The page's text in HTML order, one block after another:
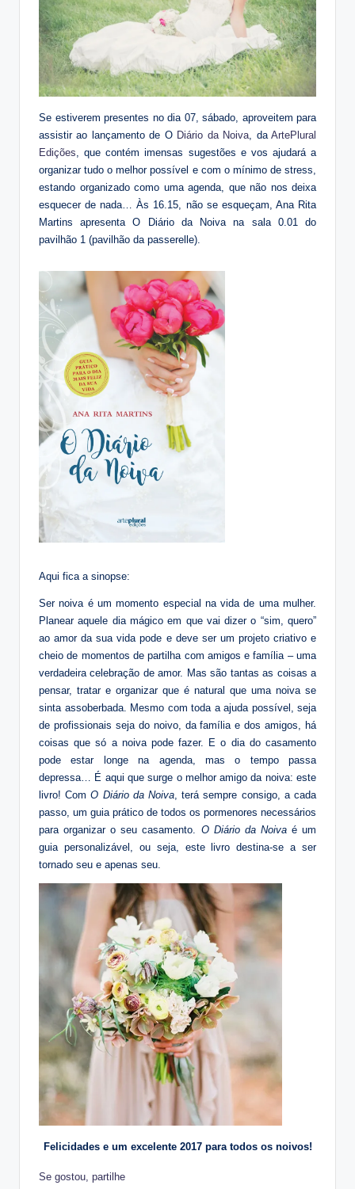
Se estiverem presentes no dia 07, sábado, aproveitem para
assistir ao lançamento de O Diário da Noiva , daArtePlural
Edições , que contém imensas sugestões e vos ajudará a
organizar tudo o melhor possível e com o mínimo de stress,
estando organizado como uma agenda, que não nos deixa
esquecer de nada… Às 16.15, não se esqueçam, Ana Rita
Martins apresenta O Diário da Noiva na sala 0.01 do
pavilhão 1 (pavilhão da passerelle).
Aqui fica a sinopse:
Ser noiva é um momento especial na vida de uma mulher.
Planear aquele dia mágico em que vai dizer o “sim, quero”
ao amor da sua vida pode e deve ser um projeto criativo e
cheio de momentos de partilha com amigos e família – uma
verdadeira celebração de amor. Mas são tantas as coisas a
pensar, tratar e organizar que é natural que uma noiva se
sinta assoberbada. Mesmo com toda a ajuda possível, seja
de profissionais seja do noivo, da família e dos amigos, há
coisas que só a noiva pode fazer. E o dia do casamento
pode estar longe na agenda, mas o tempo passa
depressa… É aqui que surge o melhor amigo da noiva: este
livro! ComO Diário da Noiva , terá sempre consigo, a cada
passo, um guia prático de todos os pormenores necessários
para organizar o seu casamento. O Diário da Noivaé um
guia personalizável, ou seja, este livro destina-se a ser
tornado seu e apenas seu.
Felicidades e um excelente 2017 para todos os noivos!
Se gostou, partilhe